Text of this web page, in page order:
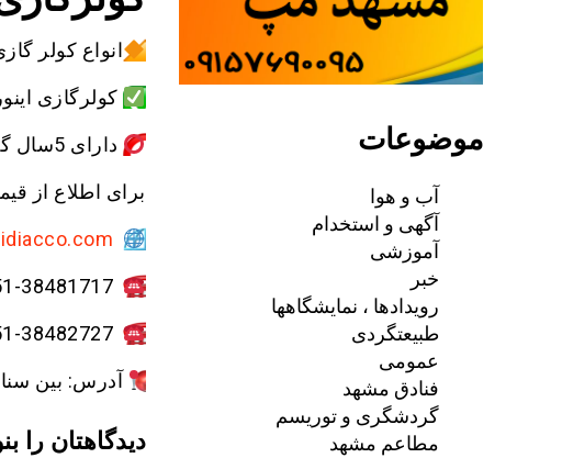
انواع کولر
کولرگازی
دارای 5سال گارانتی بدون قید و شرط
برای اطلاع از
آدرس: بین سناباد ۳۰
دیدگاهتان را
موضوعات
آب و هوا
آگهی و استخدام
آموزشی
خبر
رویدادها ، نمایشگاهها
طبیعتگردی
عمومی
فنادق مشهد
گردشگری و توریسم
مطاعم مشهد